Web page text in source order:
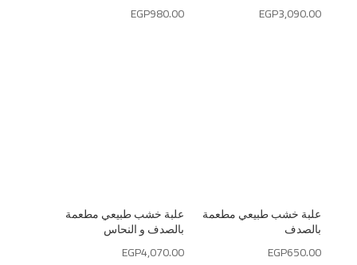
EGP980.00 EGP3,090.00
علبة خشب طبيعي مطعمة
بالصدف و النحاس
EGP4,070.00
علبة خشب طبيعي مطعمة
بالصدف
EGP650.00